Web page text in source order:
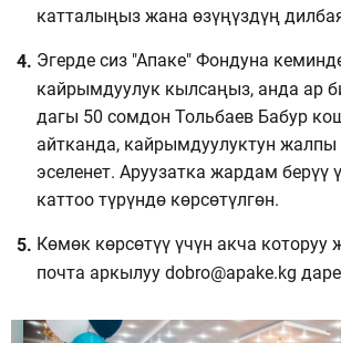
катталыңыз жана өзүңүздүң
Эгерде сиз "Апаке" Фондуна
кайрымдуулук кылсаңыз, анда ар
дагы 50 сомдон Тольбаев Бабур
айтканда, кайрымдуулуктун
эселенет. Аруузатка жардам берүү
каттоо түрүндө көрсөтүлгөн.
Көмөк көрсөтүү үчүн акча которуу
почта аркылуу dobro@apake.kg